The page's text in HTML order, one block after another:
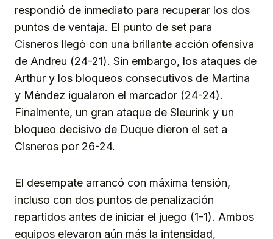
respondió de inmediato para recuperar los dos
puntos de ventaja. El punto de set para
Cisneros llegó con una brillante acción ofensiva
de Andreu (24-21). Sin embargo, los ataques de
Arthur y los bloqueos consecutivos de Martina
y Méndez igualaron el marcador (24-24).
Finalmente, un gran ataque de Sleurink y un
bloqueo decisivo de Duque dieron el set a
Cisneros por 26-24.
El desempate arrancó con máxima tensión,
incluso con dos puntos de penalización
repartidos antes de iniciar el juego (1-1). Ambos
equipos elevaron aún más la intensidad,